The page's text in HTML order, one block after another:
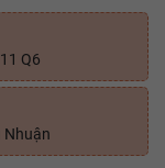
Q6
Nhuận